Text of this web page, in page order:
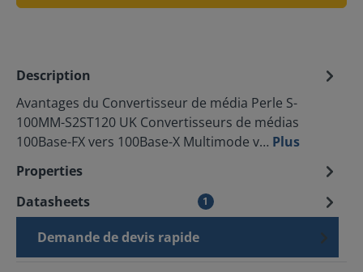
Description
Avantages du Convertisseur de média Perle S-
100MM-S2ST120 UK Convertisseurs de médias
100Base-FX vers 100Base-X Multimode v… Plus
Properties
Datasheets
1
Demande de devis rapide